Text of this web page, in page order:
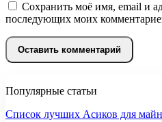
Сохранить моё имя, email и
последующих моих
Популярные статьи
Список лучших Асиков для